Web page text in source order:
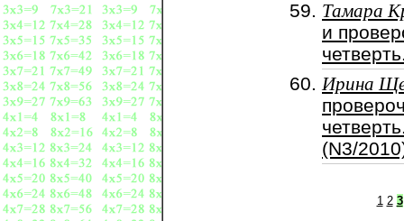
Тамара
и
Ирина
(N3/
1 2 3